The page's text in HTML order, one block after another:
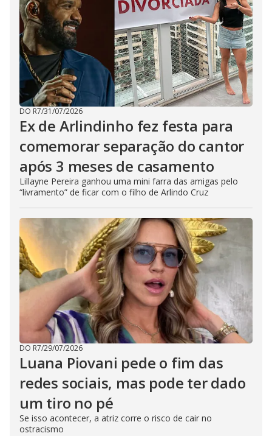
DO R7/31/07/2026
Ex de Arlindinho fez festa para
comemorar separação do cantor
após 3 meses de casamento
Lillayne Pereira ganhou uma mini farra das amigas pelo
“livramento” de ficar com o filho de Arlindo Cruz
DO R7/29/07/2026
Luana Piovani pede o fim das
redes sociais, mas pode ter dado
um tiro no pé
Se isso acontecer, a atriz corre o risco de cair no
ostracismo